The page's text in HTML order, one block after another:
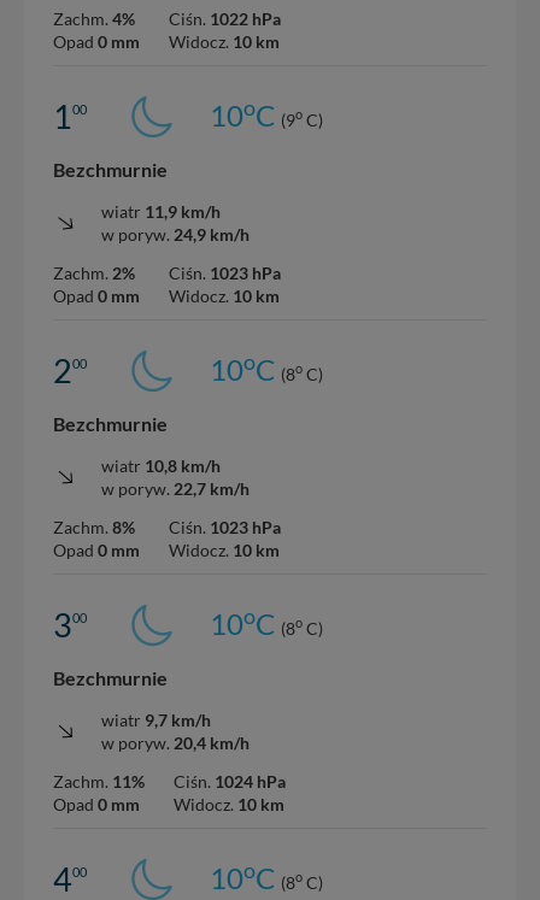
Zachm. 4%
Opad 0 mm
Ciśn. 1022 hPa
Widocz. 10 km
100 10oC (9o C)
Bezchmurnie
wiatr 11,9 km/h
w poryw. 24,9 km/h
Zachm. 2%
Opad 0 mm
Ciśn. 1023 hPa
Widocz. 10 km
200 10oC (8o C)
Bezchmurnie
wiatr 10,8 km/h
w poryw. 22,7 km/h
Zachm. 8%
Opad 0 mm
Ciśn. 1023 hPa
Widocz. 10 km
300 10oC (8o C)
Bezchmurnie
wiatr 9,7 km/h
w poryw. 20,4 km/h
Zachm. 11%
Opad 0 mm
Ciśn. 1024 hPa
Widocz. 10 km
400 10oC (8o C)